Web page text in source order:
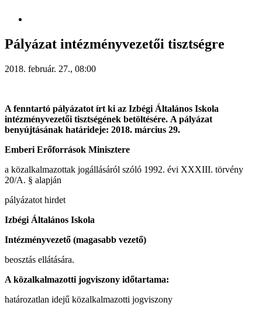
Pályázat intézményvezetői tisztségre
2018. február. 27., 08:00
A fenntartó pályázatot írt ki az Izbégi Általános Iskola
intézményvezetői tisztségének betöltésére. A pályázat
benyújtásának határideje: 2018. március 29.
Emberi Erőforrások Minisztere
a közalkalmazottak jogállásáról szóló 1992. évi XXXIII. törvény
20/A. § alapján
pályázatot hirdet
Izbégi Általános Iskola
Intézményvezető (magasabb vezető)
beosztás ellátására.
A közalkalmazotti jogviszony időtartama:
határozatlan idejű közalkalmazotti jogviszony